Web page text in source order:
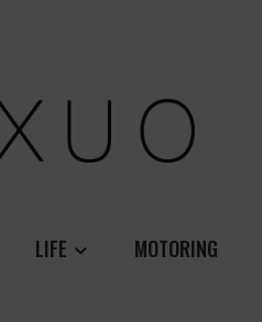
LIFE MOTORING